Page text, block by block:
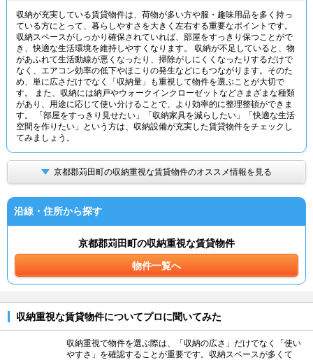
TOP
収納が充実している賃貸物件は、荷物が多い方や服・趣味用品を多く持っ
ている方にとって、暮らしやすさを大きく左右する重要なポイントです。
収納スペースがしっかり確保されていれば、部屋をすっきり保つことがで
き、快適な生活環境を維持しやすくなります。 収納が不足していると、物
があふれて生活動線が悪くなったり、掃除がしにくくなったりするだけで
なく、エアコン効率の低下やほこりの発生などにもつながります。そのた
め、単に広さだけでなく「収納量」も重視して物件を選ぶことが大切で
す。 また、収納には納戸やウォークインクローゼットなどさまざまな種類
があり、用途に応じて使い分けることで、より効率的に整理整頓ができま
す。 「部屋をすっきり見せたい」「収納家具を減らしたい」「快適な生活
空間を作りたい」という方は、収納設備が充実した賃貸物件をチェックし
てみましょう。
京都郡苅田町の収納重視な賃貸物件のオススメ情報を見る
沿線・住所から探す
京都郡苅田町の収納重視な賃貸物件
物件一覧へ
収納重視な賃貸物件についてプロに聞いてみた
収納重視で物件を選ぶ際は、「収納の広さ」だけでなく「使い
やすさ」を確認することが重要です。収納スペースが多くて